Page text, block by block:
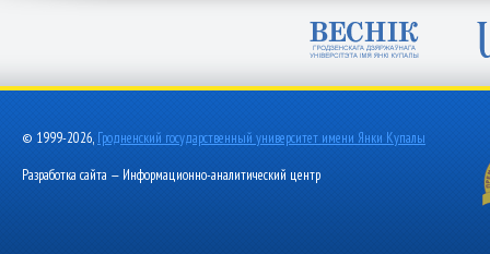
© 1999-2026, Гродненский государственный университет имени Янки Купалы
Разработка сайта — Информационно-аналитический центр